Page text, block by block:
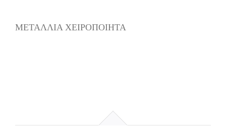
ΜΕΤΑΛΛΙΑ ΧΕΙΡΟΠΟΙΗΤΑ